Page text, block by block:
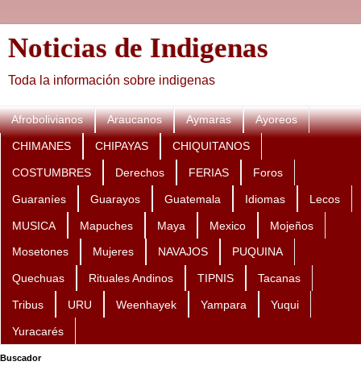
Noticias de Indigenas
Toda la información sobre indigenas
Afrobolivianos Araucanos Aymaras Ayoreos
CHIMANES CHIPAYAS CHIQUITANOS
COSTUMBRES Derechos FERIAS Foros
Guaraníes Guarayos Guatemala Idiomas Lecos
MUSICA Mapuches Maya Mexico Mojeños
Mosetones Mujeres NAVAJOS PUQUINA
Quechuas Rituales Andinos TIPNIS Tacanas
Tribus URU Weenhayek Yampara Yuqui
Yuracarés
Buscador